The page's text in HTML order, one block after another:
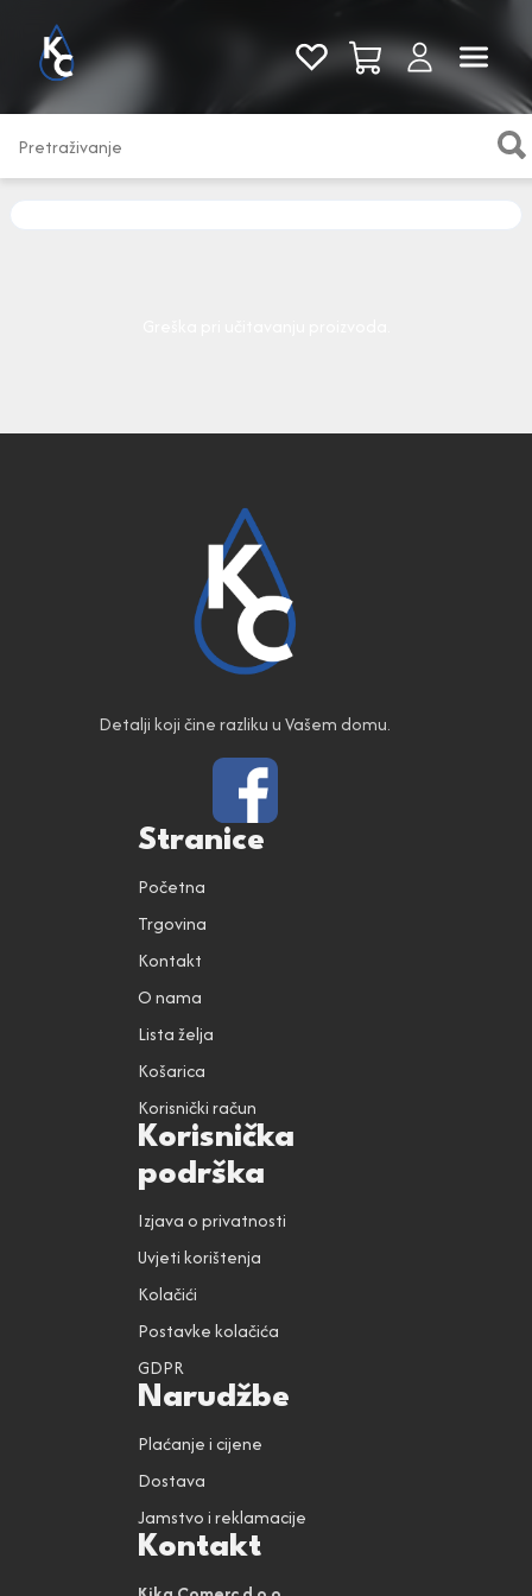
Pogledaj sve
Detalji koji čine razliku u Vašem domu.
Stranice
Početna
Trgovina
Kontakt
O nama
Lista želja
Košarica
Korisnički račun
Korisnička
podrška
Izjava o privatnosti
Uvjeti korištenja
Kolačići
Postavke kolačića
GDPR
Narudžbe
Plaćanje i cijene
Dostava
Jamstvo i reklamacije
Kontakt